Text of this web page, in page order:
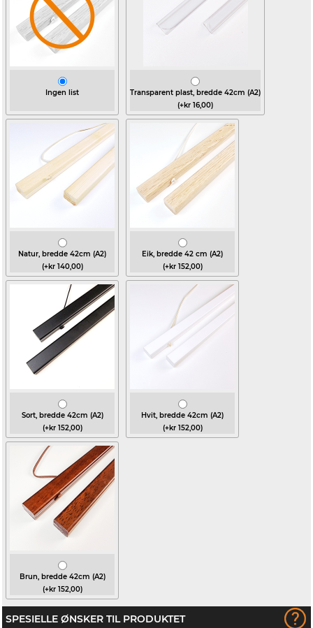
Ingen list
Transparent plast, bredde 42cm (A2)
(+kr 16,00)
Natur, bredde 42cm (A2)
(+kr 140,00)
Eik, bredde 42 cm (A2)
(+kr 152,00)
Sort, bredde 42cm (A2)
(+kr 152,00)
Hvit, bredde 42cm (A2)
(+kr 152,00)
Brun, bredde 42cm (A2)
(+kr 152,00)
SPESIELLE ØNSKER TIL PRODUKTET